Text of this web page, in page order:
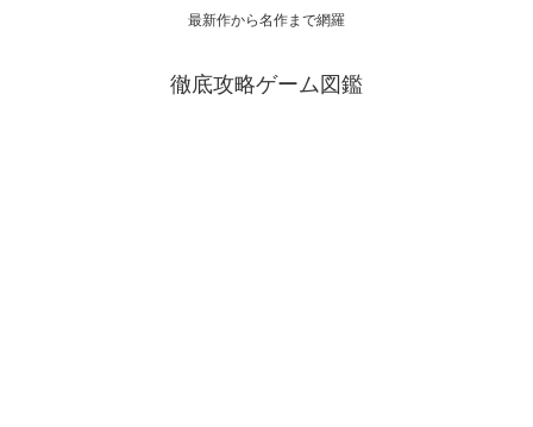
最新作から名作まで網羅
徹底攻略ゲーム図鑑